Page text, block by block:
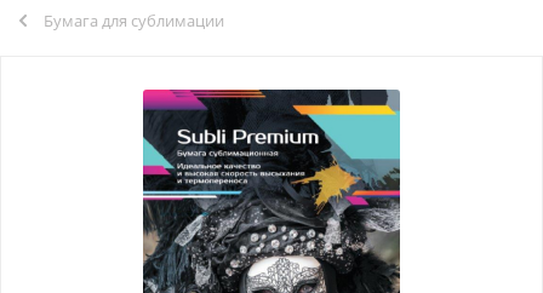
Бумага для сублимации